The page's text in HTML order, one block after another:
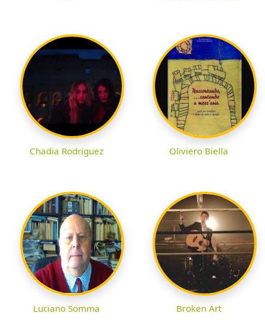
Chadia Rodriguez Oliviero Biella
Luciano Somma Broken Art